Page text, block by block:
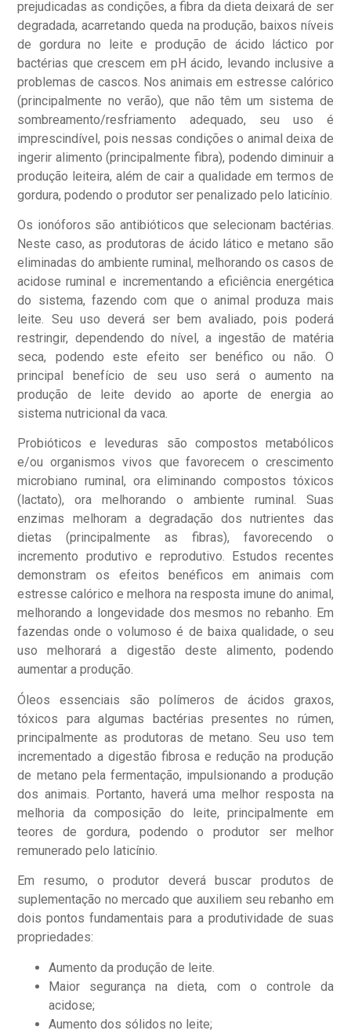
prejudicadas as condições, a fibra da dieta deixará de ser
degradada, acarretando queda na produção, baixos níveis
de gordura no leite e produção de ácido láctico por
bactérias que crescem em pH ácido, levando inclusive a
problemas de cascos. Nos animais em estresse calórico
(principalmente no verão), que não têm um sistema de
sombreamento/resfriamento adequado, seu uso é
imprescindível, pois nessas condições o animal deixa de
ingerir alimento (principalmente fibra), podendo diminuir a
produção leiteira, além de cair a qualidade em termos de
gordura, podendo o produtor ser penalizado pelo laticínio.
Os ionóforos são antibióticos que selecionam bactérias.
Neste caso, as produtoras de ácido lático e metano são
eliminadas do ambiente ruminal, melhorando os casos de
acidose ruminal e incrementando a eficiência energética
do sistema, fazendo com que o animal produza mais
leite. Seu uso deverá ser bem avaliado, pois poderá
restringir, dependendo do nível, a ingestão de matéria
seca, podendo este efeito ser benéfico ou não. O
principal benefício de seu uso será o aumento na
produção de leite devido ao aporte de energia ao
sistema nutricional da vaca.
Probióticos e leveduras são compostos metabólicos
e/ou organismos vivos que favorecem o crescimento
microbiano ruminal, ora eliminando compostos tóxicos
(lactato), ora melhorando o ambiente ruminal. Suas
enzimas melhoram a degradação dos nutrientes das
dietas (principalmente as fibras), favorecendo o
incremento produtivo e reprodutivo. Estudos recentes
demonstram os efeitos benéficos em animais com
estresse calórico e melhora na resposta imune do animal,
melhorando a longevidade dos mesmos no rebanho. Em
fazendas onde o volumoso é de baixa qualidade, o seu
uso melhorará a digestão deste alimento, podendo
aumentar a produção.
Óleos essenciais são polímeros de ácidos graxos,
tóxicos para algumas bactérias presentes no rúmen,
principalmente as produtoras de metano. Seu uso tem
incrementado a digestão fibrosa e redução na produção
de metano pela fermentação, impulsionando a produção
dos animais. Portanto, haverá uma melhor resposta na
melhoria da composição do leite, principalmente em
teores de gordura, podendo o produtor ser melhor
remunerado pelo laticínio.
Em resumo, o produtor deverá buscar produtos de
suplementação no mercado que auxiliem seu rebanho em
dois pontos fundamentais para a produtividade de suas
propriedades:
Aumento da produção de leite.
Maior segurança na dieta, com o controle da
acidose;
Aumento dos sólidos no leite;